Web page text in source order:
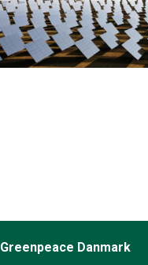
Greenpeace Danmark